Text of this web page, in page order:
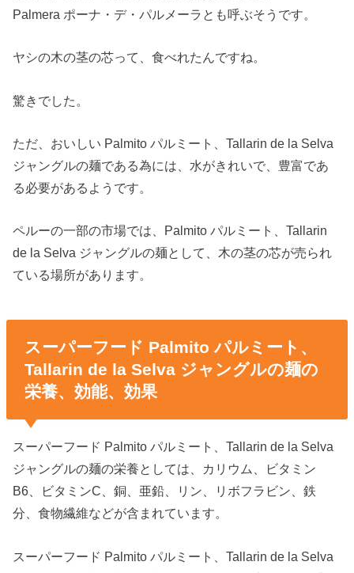
Palmera ポーナ・デ・パルメーラとも呼ぶそうです。
ヤシの木の茎の芯って、食べれたんですね。
驚きでした。
ただ、おいしい Palmito パルミート、Tallarin de la Selva
ジャングルの麺である為には、水がきれいで、豊富であ
る必要があるようです。
ペルーの一部の市場では、Palmito パルミート、Tallarin
de la Selva ジャングルの麺として、木の茎の芯が売られ
ている場所があります。
スーパーフード Palmito パルミート、
Tallarin de la Selva ジャングルの麺の
栄養、効能、効果
スーパーフード Palmito パルミート、Tallarin de la Selva
ジャングルの麺の栄養としては、カリウム、ビタミン
B6、ビタミンC、銅、亜鉛、リン、リボフラビン、鉄
分、食物繊維などが含まれています。
スーパーフード Palmito パルミート、Tallarin de la Selva